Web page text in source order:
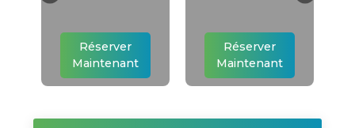
Réserver
Maintenant
Réserver
Maintenant